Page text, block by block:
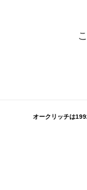
オークリッチは